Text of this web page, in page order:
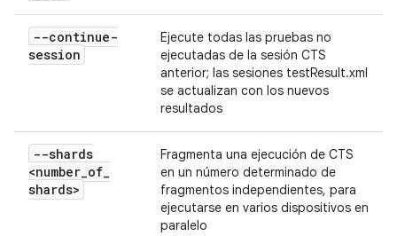
--continue-
session
Ejecute todas las pruebas no
ejecutadas de la sesión CTS
anterior; las sesiones testResult.xml
se actualizan con los nuevos
resultados
--shards
<number_of_
shards>
Fragmenta una ejecución de CTS
en un número determinado de
fragmentos independientes, para
ejecutarse en varios dispositivos en
paralelo